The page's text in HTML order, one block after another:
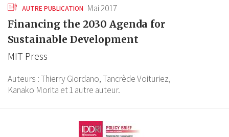
AUTRE PUBLICATION Mai 2017
Financing the 2030 Agenda for
Sustainable Development
MIT Press
Auteurs :Thierry Giordano,Tancrède Voituriez,
Kanako Morita et 1 autre auteur.